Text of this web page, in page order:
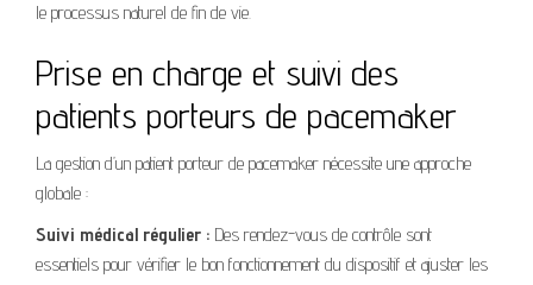
le processus naturel de fin de vie.
Prise en charge et suivi des
patients porteurs de pacemaker
La gestion d’un patient porteur de pacemaker nécessite une approche
globale :
Suivi médical régulier : Des rendez-vous de contrôle sont
essentiels pour vérifier le bon fonctionnement du dispositif et ajuster les